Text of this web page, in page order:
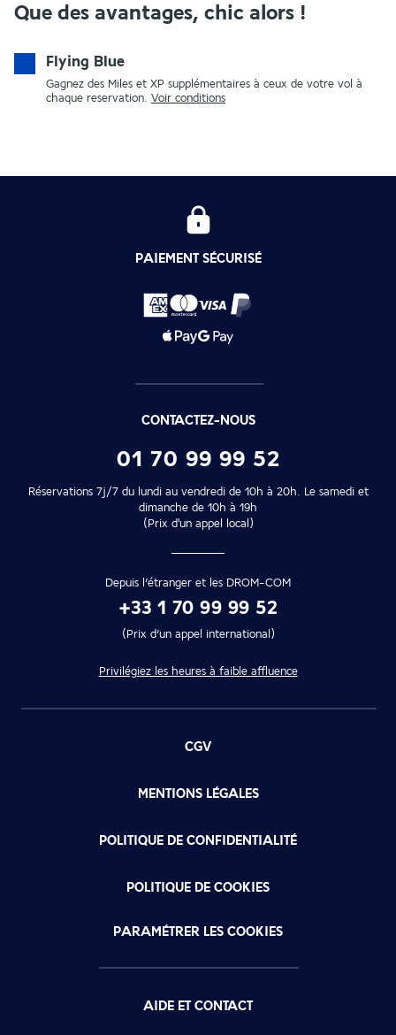
Que des avantages, chic alors !
Flying Blue
Gagnez des Miles et XP supplémentaires à ceux de votre vol à
chaque reservation. Voir conditions
PAIEMENT SÉCURISÉ
CONTACTEZ-NOUS
01 70 99 99 52
Réservations 7j/7 du lundi au vendredi de 10h à 20h. Le samedi et
dimanche de 10h à 19h
(Prix d'un appel local)
Depuis l’étranger et les DROM-COM
+33 1 70 99 99 52
(Prix d’un appel international)
Privilégiez les heures à faible affluence
CGV
MENTIONS LÉGALES
POLITIQUE DE CONFIDENTIALITÉ
POLITIQUE DE COOKIES
PARAMÉTRER LES COOKIES
AIDE ET CONTACT